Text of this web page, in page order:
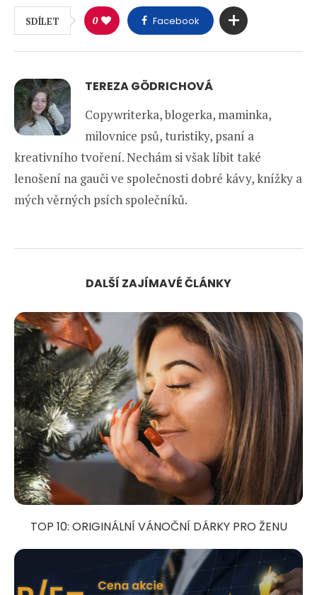
SDÍLET 0 Facebook
TEREZA GÖDRICHOVÁ
Copywriterka, blogerka, maminka,
milovnice psů, turistiky, psaní a
kreativního tvoření. Nechám si však líbit také
lenošení na gauči ve společnosti dobré kávy, knížky a
mých věrných psích společníků.
DALŠÍ ZAJÍMAVÉ ČLÁNKY
TOP 10: ORIGINÁLNÍ VÁNOČNÍ DÁRKY PRO ŽENU